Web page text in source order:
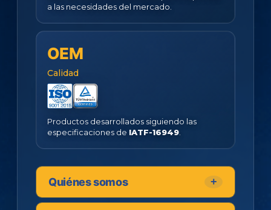
a las necesidades del mercado.
OEM
Calidad
Productos desarrollados siguiendo las
especificaciones de IATF-16949
Quiénessomos